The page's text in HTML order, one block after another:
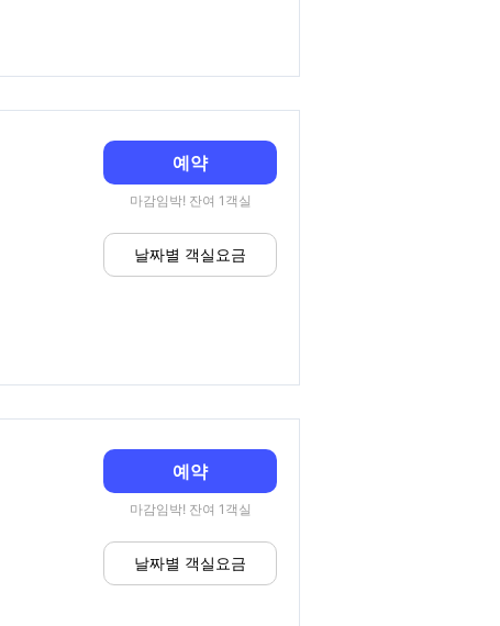
예약
마감임박! 잔여 1객실
날짜별 객실요금
예약
마감임박! 잔여 1객실
날짜별 객실요금